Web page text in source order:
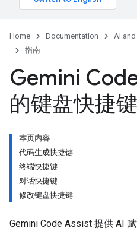
Home Documentation AI
指南
Gemini
的键盘快捷键
本页内容
代码生成快捷键
终端快捷键
对话快捷键
修改键盘快捷键
Gemini Code Assist 提供 AI